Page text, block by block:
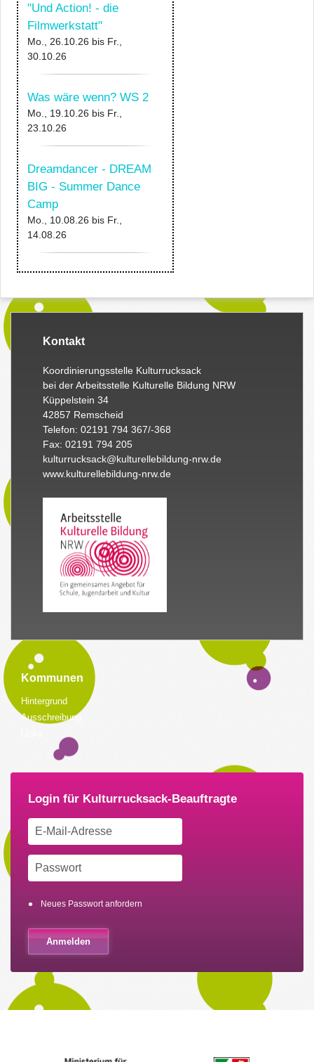
"Und Action! - die
Filmwerkstatt"
Mo., 26.10.26 bis Fr.,
30.10.26
Was wäre wenn? WS 2
Mo., 19.10.26 bis Fr.,
23.10.26
Dreamdancer - DREAM
BIG - Summer Dance
Camp
Mo., 10.08.26 bis Fr.,
14.08.26
Kontakt
Koordinierungsstelle Kulturrucksack
bei der Arbeitsstelle Kulturelle Bildung NRW
Küppelstein 34
42857 Remscheid
Telefon: 02191 794 367/-368
Fax: 02191 794 205
kulturrucksack@kulturellebildung-nrw.de
www.kulturellebildung-nrw.de
Kommunen
Hintergrund
Ausschreibung
Neues Passwort anfordern